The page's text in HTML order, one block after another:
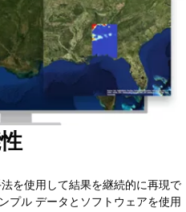
を使用して結果を継続的に再現で
プル データとソフトウェアを使用